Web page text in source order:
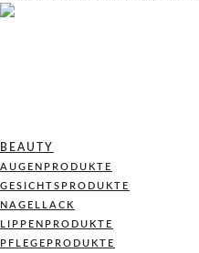
BEAUTY
AUGENPRODUKTE
GESICHTSPRODUKTE
NAGELLACK
LIPPENPRODUKTE
PFLEGEPRODUKTE